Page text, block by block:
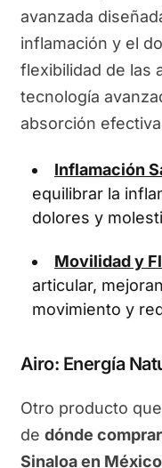
avanzada
inflamación y el
flexibilidad de las
tecnología
absorción
Inflamación
equilibrar la
dolores y
Movilidad y
articular,
movimiento y
Airo: Energía
Otro producto
de dónde
Sinaloa en México